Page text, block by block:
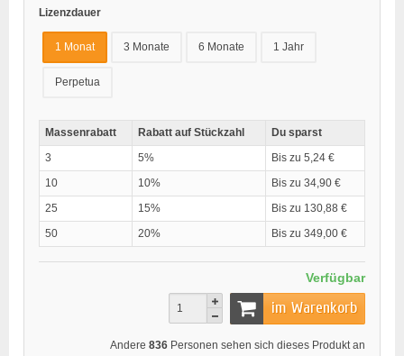
Lizenzdauer
1 Monat 3 Monate 6 Monate 1 Jahr
Perpetua
Massenrabatt Rabatt auf Stückzahl
Du sparst
3
5%
Bis zu 5,24 €
10
10%
Bis zu 34,90 €
25
15%
Bis zu 130,88 €
50
20% Bis zu 349,00 €
Verfügbar
im Warenkorb
Andere 836 Personen sehen sich dieses Produkt an